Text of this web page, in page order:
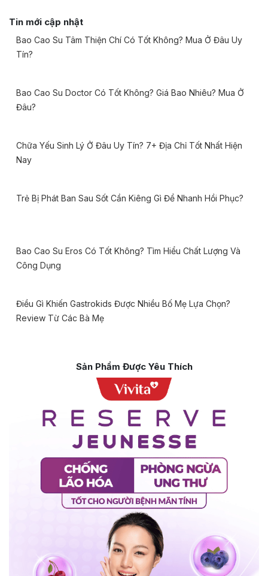
Tin mới cập nhật
Bao Cao Su Tâm Thiện Chí Có Tốt Không? Mua Ở Đâu Uy
Tín?
Bao Cao Su Doctor Có Tốt Không? Giá Bao Nhiêu? Mua Ở
Đâu?
Chữa Yếu Sinh Lý Ở Đâu Uy Tín? 7+ Địa Chỉ Tốt Nhất Hiện
Nay
Trẻ Bị Phát Ban Sau Sốt Cần Kiêng Gì Để Nhanh Hồi Phục?
Bao Cao Su Eros Có Tốt Không? Tìm Hiểu Chất Lượng Và
Công Dụng
Điều Gì Khiến Gastrokids Được Nhiều Bố Mẹ Lựa Chọn?
Review Từ Các Bà Mẹ
Sản Phẩm Được Yêu Thích